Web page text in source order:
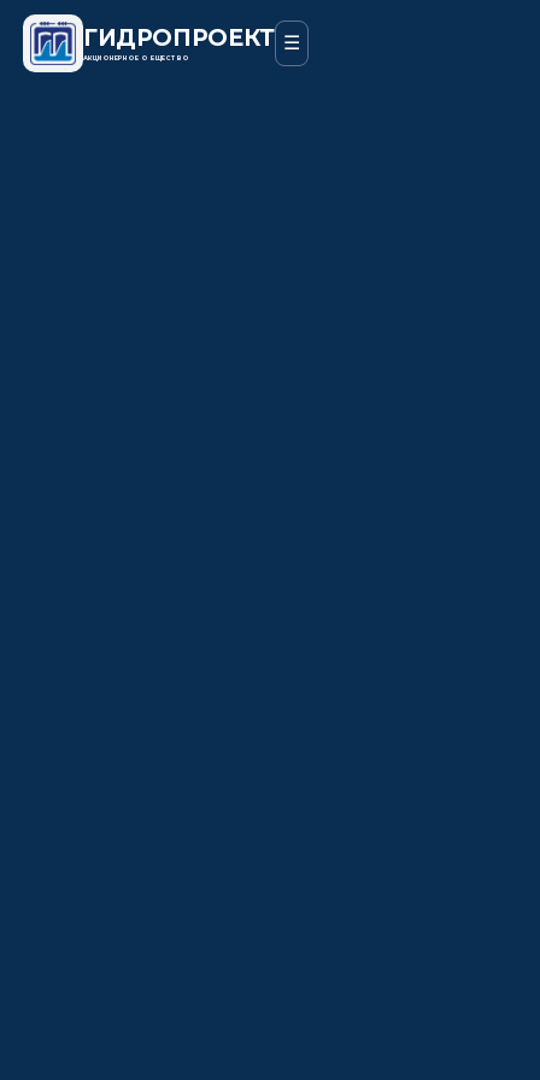
ГИДРОПРОЕКТ
АКЦИОНЕРНОЕ ОБЩЕСТВО
☰